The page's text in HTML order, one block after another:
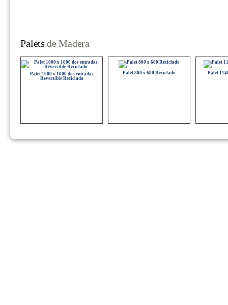
Palets de Madera
Palet 1000 x 1000 dos entradas
Reversible Reciclado
Palet 800 x 600 Reciclado Palet
Palet 1100 x 1100 Reciclado
Palet 1000 x 1000 dos entradas